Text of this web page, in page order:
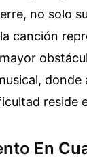
no solo
canción
donde
reside
En